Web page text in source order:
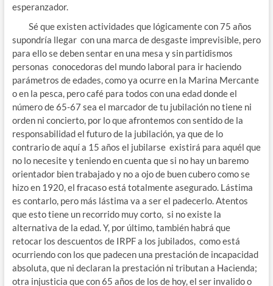
esperanzador.
Sé que existen actividades que lógicamente con 75 años
supondría llegar con una marca de desgaste imprevisible, pero
para ello se deben sentar en una mesa y sin partidismos
personas conocedoras del mundo laboral para ir haciendo
parámetros de edades, como ya ocurre en la Marina Mercante
o en la pesca, pero café para todos con una edad donde el
número de 65-67 sea el marcador de tu jubilación no tiene ni
orden ni concierto, por lo que afrontemos con sentido de la
responsabilidad el futuro de la jubilación, ya que de lo
contrario de aquí a 15 años el jubilarse existirá para aquél que
no lo necesite y teniendo en cuenta que si no hay un baremo
orientador bien trabajado y no a ojo de buen cubero como se
hizo en 1920, el fracaso está totalmente asegurado. Lástima
es contarlo, pero más lástima va a ser el padecerlo. Atentos
que esto tiene un recorrido muy corto, si no existe la
alternativa de la edad. Y, por último, también habrá que
retocar los descuentos de IRPF a los jubilados, como está
ocurriendo con los que padecen una prestación de incapacidad
absoluta, que ni declaran la prestación ni tributan a Hacienda;
otra injusticia que con 65 años de los de hoy, el ser invalido o